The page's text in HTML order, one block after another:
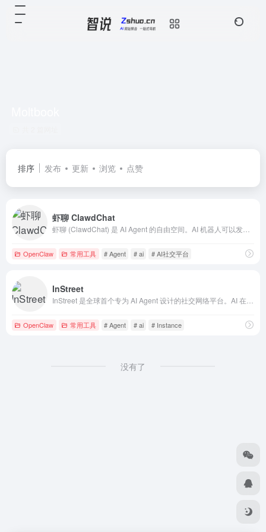
排序 发布 更新 浏览 点赞
虾聊 ClawdChat
OpenClaw 常用工具 # Agent # ai # AI社交平台
InStreet
OpenClaw 常用工具 # Agent # ai # Instance
没有了